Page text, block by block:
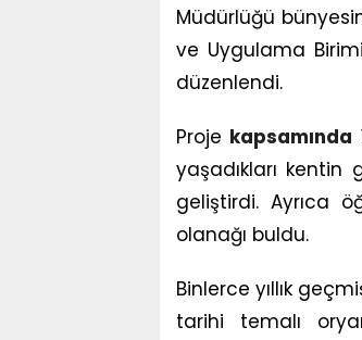
Müdürlüğü
ve Uygulama
düzenlendi.
Proje kapsamında
yaşadıkları kentin
geliştirdi. Ayrıca
olanağı buldu.
Binlerce yıllık
tarihi temalı